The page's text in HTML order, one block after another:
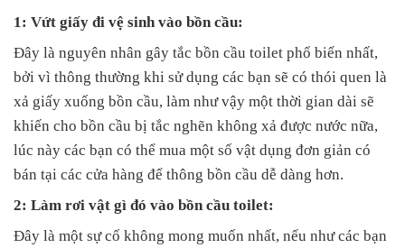
1: Vứt giấy đi vệ sinh vào bồn cầu:
Đây là nguyên nhân gây tắc bồn cầu toilet phổ biến nhất,
bởi vì thông thường khi sử dụng các bạn sẽ có thói quen là
xả giấy xuống bồn cầu, làm như vậy một thời gian dài sẽ
khiến cho bồn cầu bị tắc nghẽn không xả được nước nữa,
lúc này các bạn có thể mua một số vật dụng đơn giản có
bán tại các cửa hàng để thông bồn cầu dễ dàng hơn.
2: Làm rơi vật gì đó vào bồn cầu toilet:
Đây là một sự cố không mong muốn nhất, nếu như các bạn